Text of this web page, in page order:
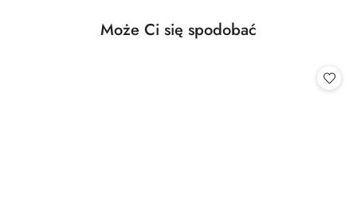
Pomiń karuzelę produktów
Produkty
Może Ci się spodobać